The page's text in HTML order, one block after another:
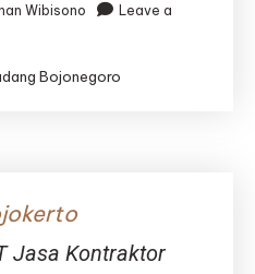
Wibisono
Leave a
Bojonegoro
Jasa Kontraktor